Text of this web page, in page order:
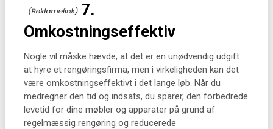
7.
Omkostningseffektiv
Nogle vil måske hævde, at det er en unødvendig udgift
at hyre et rengøringsfirma, men i virkeligheden kan det
være omkostningseffektivt i det lange løb. Når du
medregner den tid og indsats, du sparer, den forbedrede
levetid for dine møbler og apparater på grund af
regelmæssig rengøring og reducerede